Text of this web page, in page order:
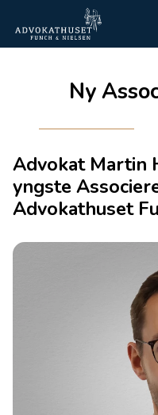
Ny
Advokat Martin
yngste
Advokathuset